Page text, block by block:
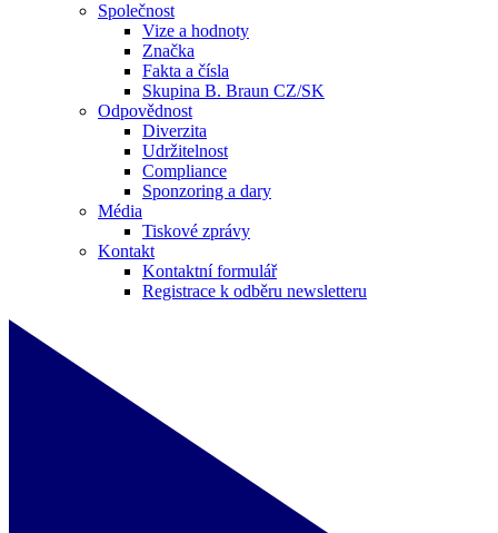
Společnost
Vize a hodnoty
Značka
Fakta a čísla
Skupina B. Braun CZ/SK
Odpovědnost
Diverzita
Udržitelnost
Compliance
Sponzoring a dary
Média
Tiskové zprávy
Kontakt
Kontaktní formulář
Registrace k odběru newsletteru